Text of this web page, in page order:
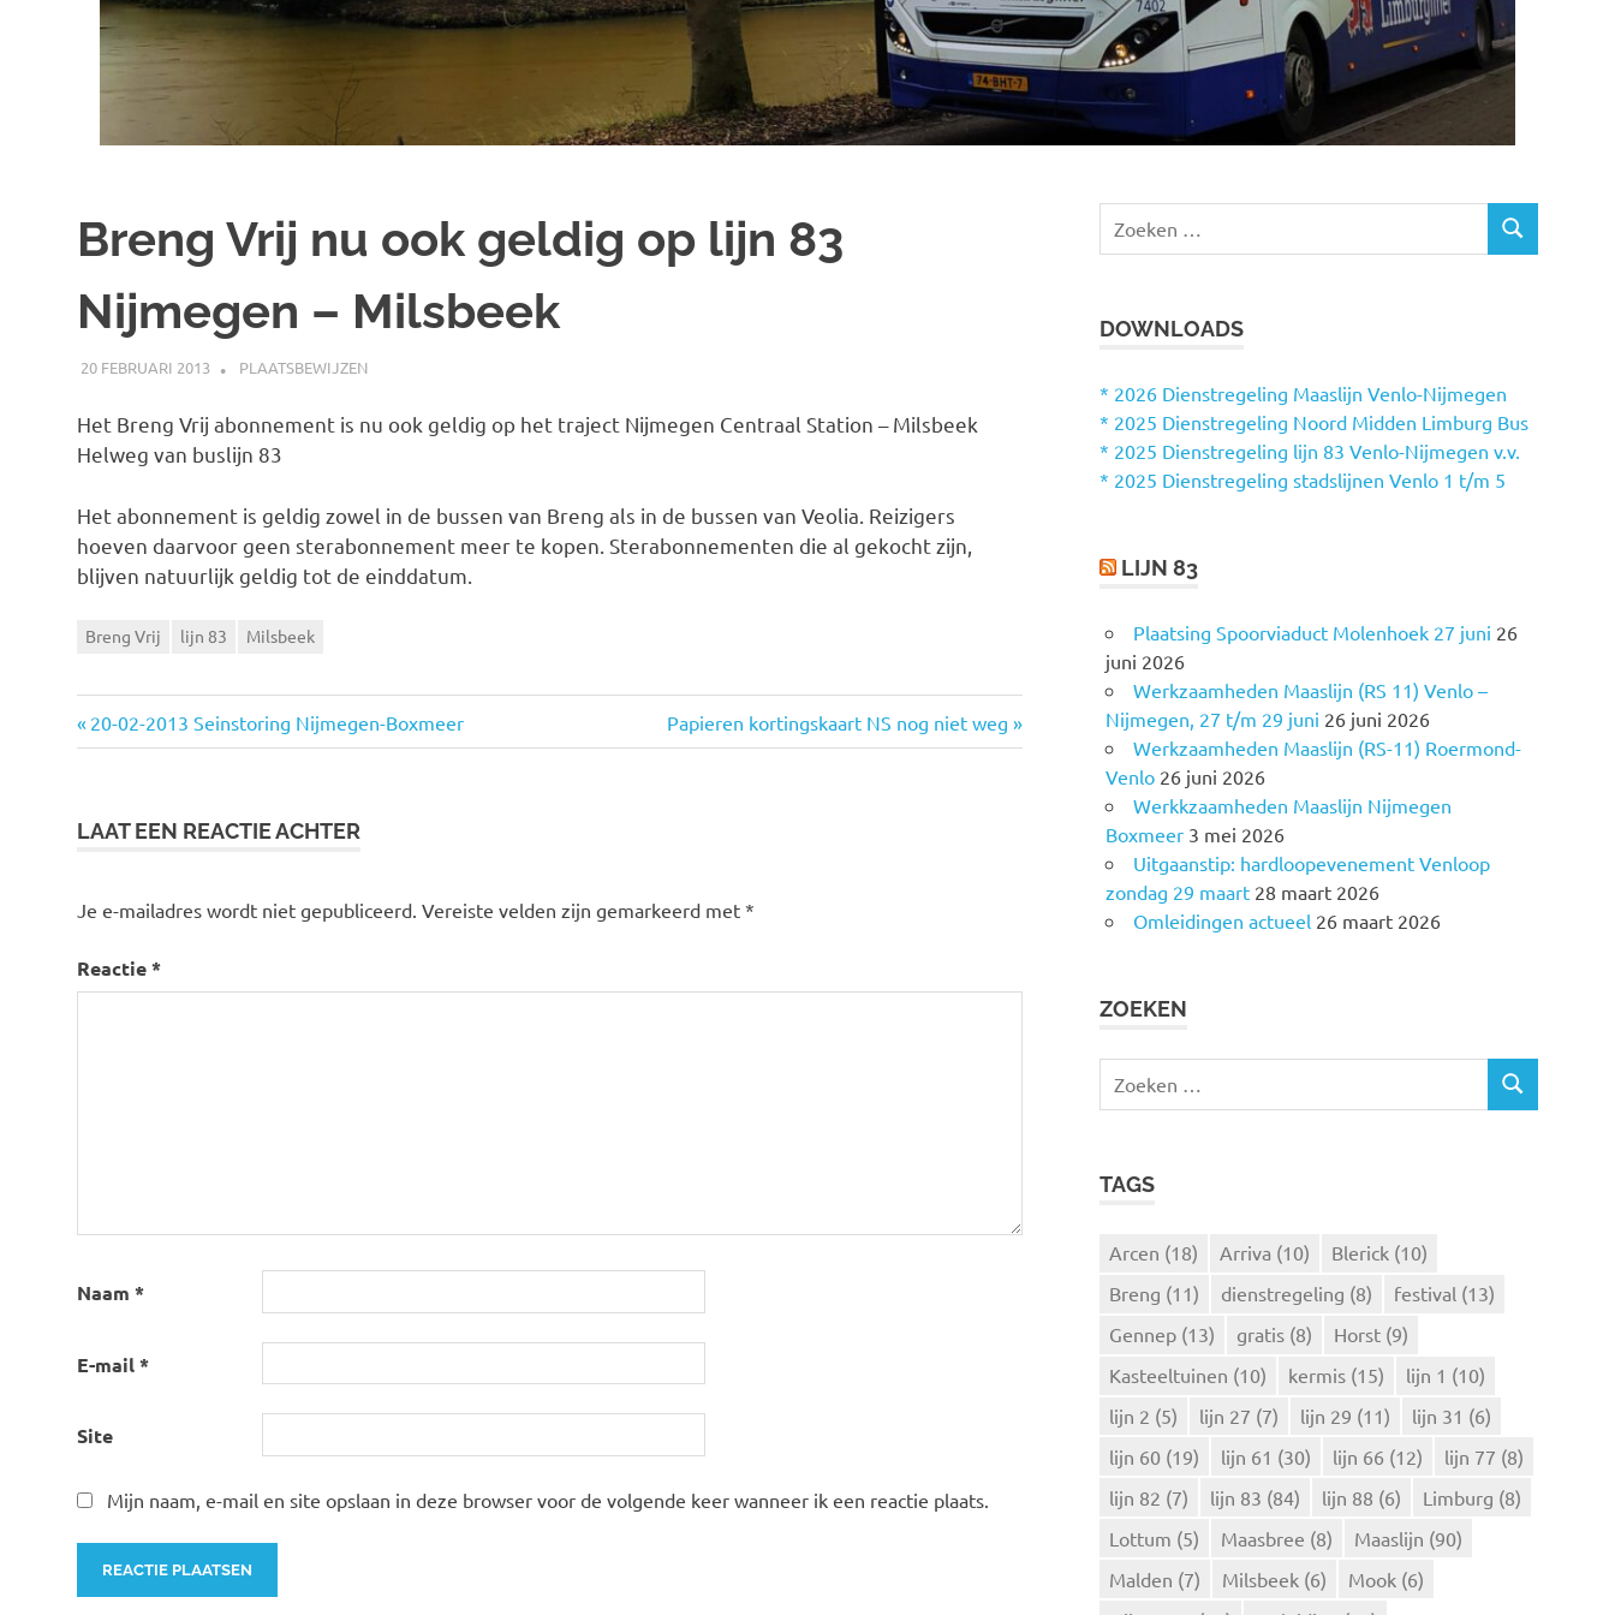
Breng Vrij nu ook geldig op lijn 83
Nijmegen – Milsbeek
20 FEBRUARI 2013 JOHAN
PLAATSBEWIJZEN
Het Breng Vrij abonnement is nu ook geldig op het traject Nijmegen Centraal Station – Milsbeek
Helweg van buslijn 83
Het abonnement is geldig zowel in de bussen van Breng als in de bussen van Veolia. Reizigers
hoeven daarvoor geen sterabonnement meer te kopen. Sterabonnementen die al gekocht zijn,
blijven natuurlijk geldig tot de einddatum.
Breng Vrij lijn 83 Milsbeek
Bericht
Vorige
bericht:
20-02-2013 Seinstoring Nijmegen-Boxmeer
Volgende
bericht:
Papieren kortingskaart NS nog niet weg
LAAT EEN REACTIE ACHTER
Je e-mailadres wordt niet gepubliceerd. Vereiste velden zijn gemarkeerd met *
Reactie*
Naam *
E-mail*
Site
Mijn naam, e-mail en site opslaan in deze browser voor de volgende keer wanneer ik een reactie plaats.
e
n
a
a
r
Z
DOWNLOADS
* 2026 Dienstregeling Maaslijn Venlo-Nijmegen
* 2025 Dienstregeling Noord Midden Limburg Bus
* 2025 Dienstregeling lijn 83 Venlo-Nijmegen v.v.
* 2025 Dienstregeling stadslijnen Venlo 1 t/m 5
LIJN 83
Plaatsing Spoorviaduct Molenhoek 27 juni 26
juni 2026
Werkzaamheden Maaslijn (RS 11) Venlo –
Nijmegen, 27 t/m 29 juni 26 juni 2026
Werkzaamheden Maaslijn (RS-11) Roermond-
Venlo 26 juni 2026
Werkkzaamheden Maaslijn Nijmegen
Boxmeer 3 mei 2026
Uitgaanstip: hardloopevenement Venloop
zondag 29 maart 28 maart 2026
Omleidingen actueel 26 maart 2026
ZOEKEN
e
Z
TAGS
Arcen (18) Arriva (10) Blerick (10)
Breng (11) dienstregeling (8) festival (13)
Gennep (13) gratis (8) Horst (9)
Kasteeltuinen (10) kermis (15) lijn 1 (10)
lijn 2 (5) lijn 27 (7) lijn 29 (11) lijn 31 (6)
lijn 60 (19) lijn 61 (30) lijn 66 (12) lijn 77 (8)
lijn 82 (7) lijn 83 (84) lijn 88 (6) Limburg (8)
Lottum (5) Maasbree (8) Maaslijn (90)
Malden (7) Milsbeek (6) Mook (6)